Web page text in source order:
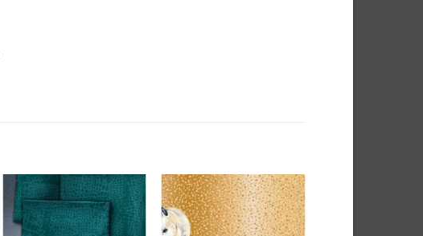
Auf die
Wunschliste
Auf die
Wunschliste